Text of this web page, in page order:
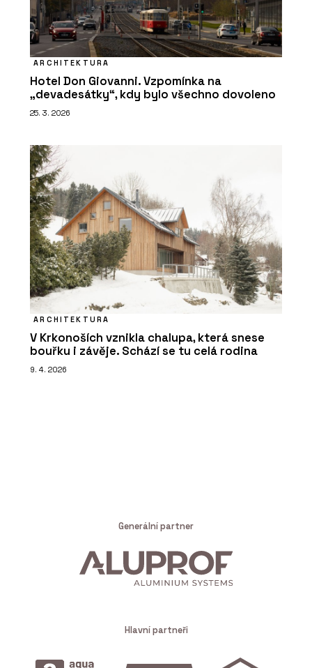
ARCHITEKTURA
Hotel Don Giovanni. Vzpomínka na
„devadesátky“, kdy bylo všechno dovoleno
25. 3. 2026
ARCHITEKTURA
V Krkonoších vznikla chalupa, která snese
bouřku i závěje. Schází se tu celá rodina
9. 4. 2026
Generální partner
Hlavní partneři